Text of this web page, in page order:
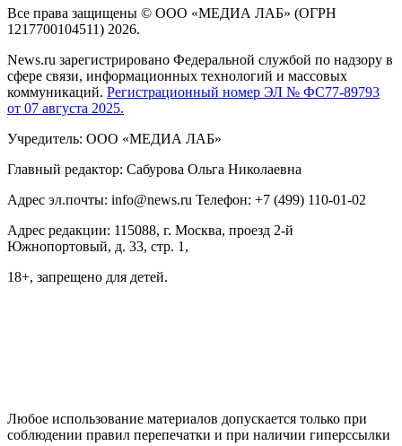
Все права защищены © ООО «МЕДИА ЛАБ» (ОГРН
1217700104511) 2026.
News.ru зарегистрировано Федеральной службой по надзору в
сфере связи, информационных технологий и массовых
коммуникаций. Регистрационный номер ЭЛ № ФС77-89793
от 07 августа 2025.
Учредитель: ООО «МЕДИА ЛАБ»
Главный редактор: Сабурова Ольга Николаевна
Адрес эл.почты: info@news.ru Телефон: +7 (499) 110-01-02
Адрес редакции: 115088, г. Москва, проезд 2-й
Южнопортовый, д. 33, стр. 1,
18+, запрещено для детей.
Любое использование материалов допускается только при
соблюдении правил перепечатки и при наличии гиперссылки